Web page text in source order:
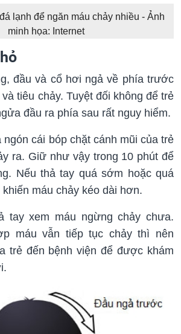
lạnh để ngăn máu chảy nhiều - Ảnh
minh họa: Internet
đầu và cổ hơi ngả về phía trước
tiêu chảy. Tuyệt đối không để trẻ
đầu ra phía sau rất nguy hiểm.
ngón cái bóp chặt cánh mũi của trẻ
ra. Giữ như vậy trong 10 phút để
Nếu thả tay quá sớm hoặc quá
máu chảy kéo dài hơn.
tay xem máu ngừng chảy chưa.
máu vẫn tiếp tục chảy thì nên
trẻ đến bệnh viện để được khám